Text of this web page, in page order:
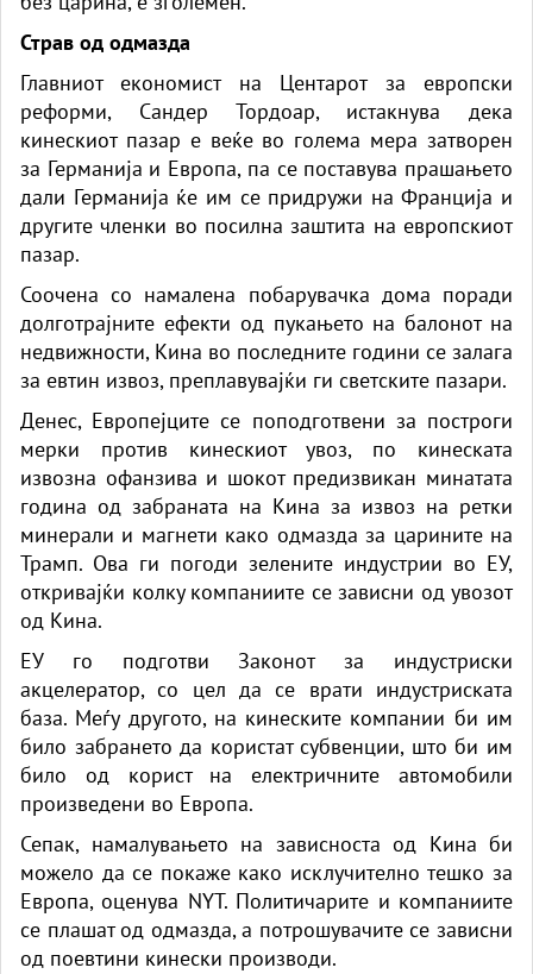
Страв од одмазда
Главниот економист на Центарот за европски
реформи, Сандер Тордоар, истакнува дека
кинескиот пазар е веќе во голема мера затворен
за Германија и Европа, па се поставува прашањето
дали Германија ќе им се придружи на Франција и
другите членки во посилна заштита на европскиот
пазар.
Соочена со намалена побарувачка дома поради
долготрајните ефекти од пукањето на балонот на
недвижности, Кина во последните години се залага
за евтин извоз, преплавувајќи ги светските пазари.
Денес, Европејците се поподготвени за построги
мерки против кинескиот увоз, по кинеската
извозна офанзива и шокот предизвикан минатата
година од забраната на Кина за извоз на ретки
минерали и магнети како одмазда за царините на
Трамп. Ова ги погоди зелените индустрии во ЕУ,
откривајќи колку компаниите се зависни од увозот
од Кина.
ЕУ го подготви Законот за индустриски
акцелератор, со цел да се врати индустриската
база. Меѓу другото, на кинеските компании би им
било забрането да користат субвенции, што би им
било од корист на електричните автомобили
произведени во Европа.
Сепак, намалувањето на зависноста од Кина би
можело да се покаже како исклучително тешко за
Европа, оценува NYT. Политичарите и компаниите
се плашат од одмазда, а потрошувачите се зависни
од поевтини кинески производи.